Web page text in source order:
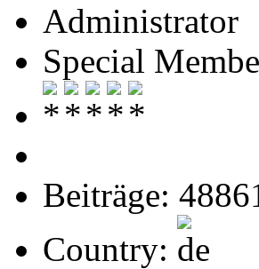
Administrator
Special
Beiträge:
Country: